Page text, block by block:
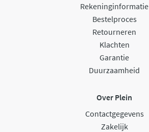
Rekeninginformatie
Bestelproces
Retourneren
Klachten
Garantie
Duurzaamheid
Over Plein
Contactgegevens
Zakelijk